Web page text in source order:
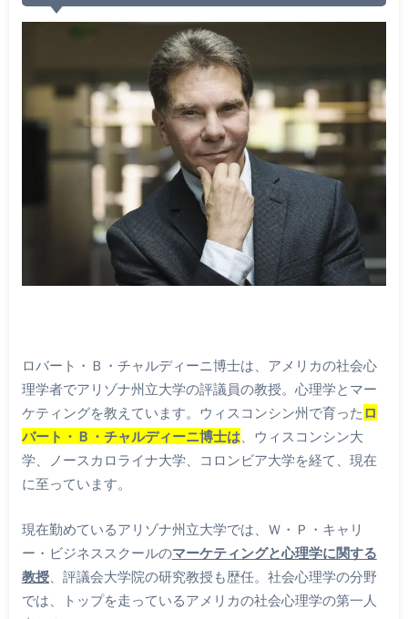
ロバート・Ｂ・チャルディーニ博士は、アメリカの社会心
理学者でアリゾナ州立大学の評議員の教授。心理学とマー
ケティングを教えています。ウィスコンシン州で育った ロ
バート・Ｂ・チャルディーニ博士は 、ウィスコンシン大
学、ノースカロライナ大学、コロンビア大学を経て、現在
に至っています。
現在勤めているアリゾナ州立大学では、Ｗ・Ｐ・キャリ
ー・ビジネススクールのマーケティングと心理学に関する
教授、評議会大学院の研究教授も歴任。社会心理学の分野
では、トップを走っているアメリカの社会心理学の第一人